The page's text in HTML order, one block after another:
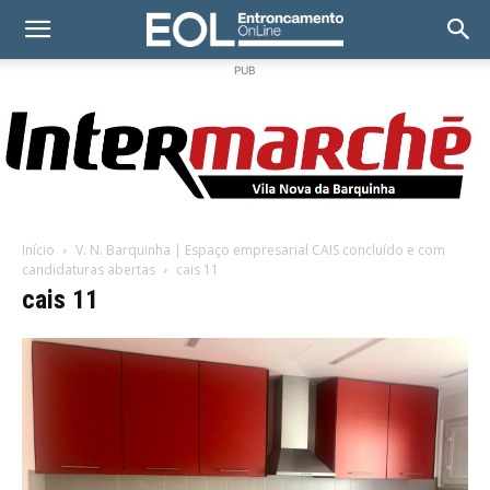
PUB
Início
V. N. Barquinha | Espaço empresarial CAIS concluído e com
candidaturas abertas
cais 11
cais 11